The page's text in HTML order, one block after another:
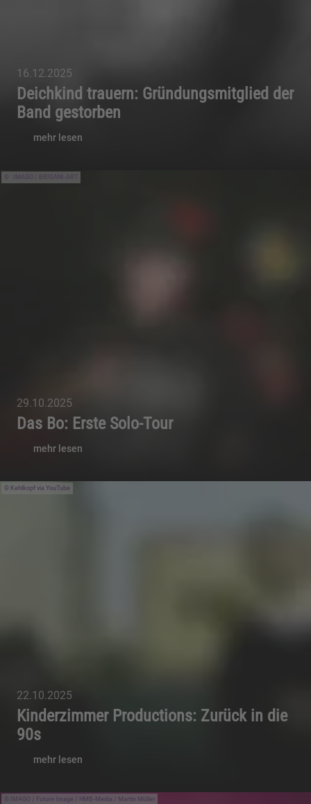
16.12.2025
Deichkind trauern: Gründungsmitglied der
Band gestorben
mehr lesen
IMAGO / BRIGANI-ART
29.10.2025
Das Bo: Erste Solo-Tour
mehr lesen
Kehlkopf via YouTube
22.10.2025
Kinderzimmer Productions: Zurück in die
90s
mehr lesen
IMAGO / Future Image / HMB-Media / Martin Müller